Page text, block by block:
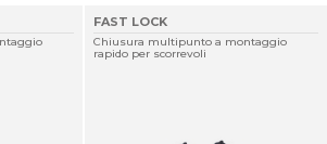
FAST LOCK
Chiusura multipunto a montaggio
rapido per scorrevoli